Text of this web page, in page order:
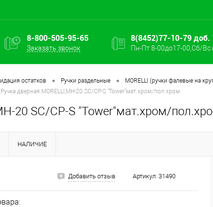
8-800-505-95-65
Заказать звонок
8(8452)77-10-79 доб.
Пн-Пт 8-00до17-00,Сб/Вс
остатков • Ручки раздельные • MORELLI (ручки фалевые на
Ручка дверная MORELLI,МН-20 SC/CP-S "Tower"мат.хром/пол.хром
20 SC/CP-S "Tower"мат.хром/
НАЛИЧИЕ
Добавить отзыв Артикул: 31490